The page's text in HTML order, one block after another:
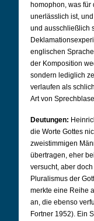
homophon, was für
unerlässlich ist,
und ausschließlich
englischen
der Komposition
sondern lediglich
verlaufen als
Art von
Deutungen:
die Worte Gottes
zweistimmigen
übertragen, eher
versucht, aber
Pluralismus der
merkte eine Reihe
an, die ebenso
Fortner 1952). Ein